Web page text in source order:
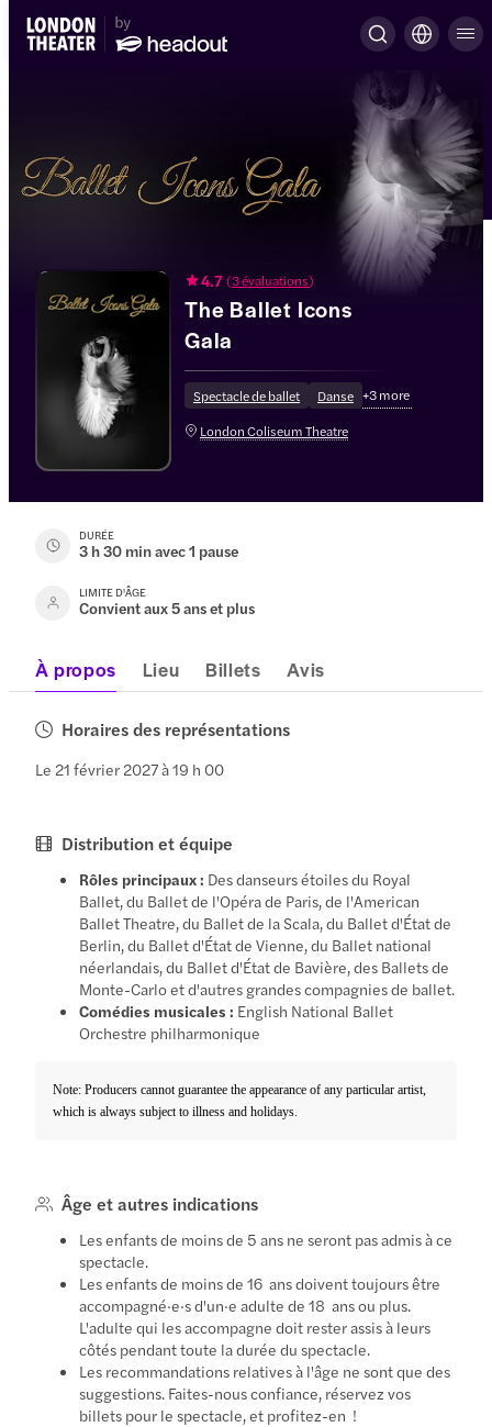
4.7 (3 évaluations)
The Ballet Icons
Gala
Spectacle de ballet Danse +3more
London Coliseum Theatre
DURÉE
3 h 30 min avec 1 pause
LIMITE D'ÂGE
Convient aux 5 ans et plus
À propos Lieu Billets Avis
Horaires des représentations
Le 21 février 2027 à 19 h 00
Distribution et équipe
Rôles principaux : Des danseurs étoiles du Royal
Ballet, du Ballet de l'Opéra de Paris, de l'American
Ballet Theatre, du Ballet de la Scala, du Ballet d'État de
Berlin, du Ballet d'État de Vienne, du Ballet national
néerlandais, du Ballet d'État de Bavière, des Ballets de
Monte-Carlo et d'autres grandes compagnies de ballet.
Comédies musicales : English National Ballet
Orchestre philharmonique
Note: Producers cannot guarantee the appearance of any particular artist,
which is always subject to illness and holidays.
Âge et autres indications
Les enfants de moins de 5 ans ne seront pas admis à ce
spectacle.
Les enfants de moins de 16 ans doivent toujours être
accompagné·e·s d'un·e adulte de 18 ans ou plus.
L'adulte qui les accompagne doit rester assis à leurs
côtés pendant toute la durée du spectacle.
Les recommandations relatives à l'âge ne sont que des
suggestions. Faites-nous confiance, réservez vos
billets pour le spectacle, et profitez-en !